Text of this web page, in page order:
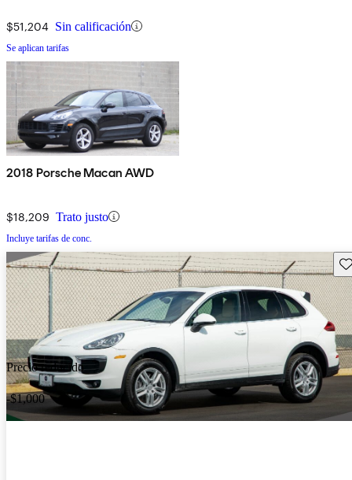
$51,204 Sin calificación
Se aplican tarifas
2018 Porsche Macan AWD
$18,209 Trato justo
Incluye tarifas de conc.
Precio reducido
-$1,000